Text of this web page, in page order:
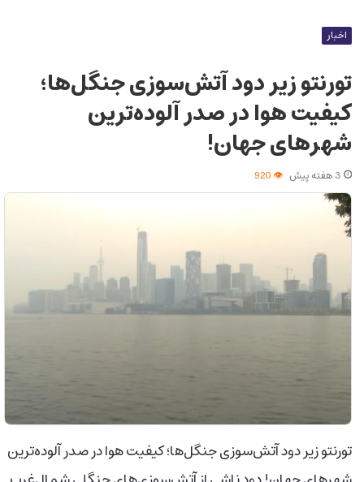
اخبار
تورنتو زیر دود آتش‌سوزی جنگل‌ها؛
کیفیت هوا در صدر آلوده‌ترین
شهرهای جهان!
3 هفته پیش
تورنتو زیر دود آتش‌سوزی جنگل‌ها؛ کیفیت هوا در صدر آلوده‌ترین